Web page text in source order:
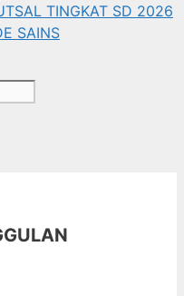
TINGKAT SD 2026
SAINS